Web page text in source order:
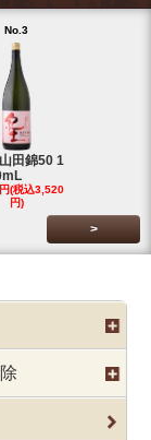
No.3
田錦50 1
(税込3,520
円)
>